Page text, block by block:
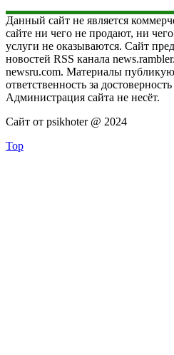
Данный сайт не является
сайте ни чего не продают, ни
услуги не оказываются. Сайт
новостей RSS канала
newsru.com. Материалы
ответственность за
Администрация сайта не несёт.
Сайт от psikhoter @ 2024
Top